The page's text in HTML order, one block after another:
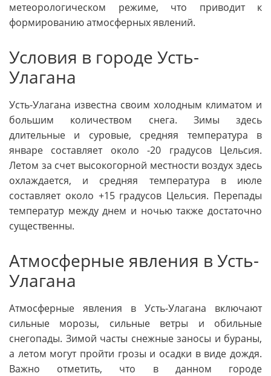
метеорологическом режиме, что приводит к
формированию атмосферных явлений.
Условия в городе Усть-
Улагана
Усть-Улагана известна своим холодным климатом и
большим количеством снега. Зимы здесь
длительные и суровые, средняя температура в
январе составляет около -20 градусов Цельсия.
Летом за счет высокогорной местности воздух здесь
охлаждается, и средняя температура в июле
составляет около +15 градусов Цельсия. Перепады
температур между днем и ночью также достаточно
существенны.
Атмосферные явления в Усть-
Улагана
Атмосферные явления в Усть-Улагана включают
сильные морозы, сильные ветры и обильные
снегопады. Зимой часты снежные заносы и бураны,
а летом могут пройти грозы и осадки в виде дождя.
Важно отметить, что в данном городе